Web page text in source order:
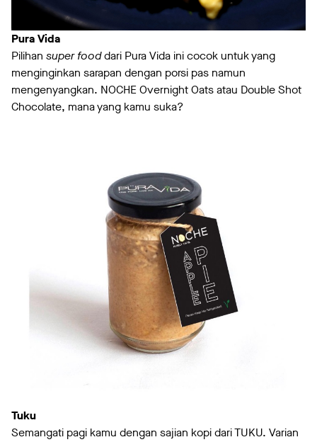
Pura Vida
Pilihan super fooddari Pura Vida ini cocok untuk yang
menginginkan sarapan dengan porsi pas namun
mengenyangkan. NOCHE Overnight Oats atau Double Shot
Chocolate, mana yang kamu suka?
Tuku
Semangati pagi kamu dengan sajian kopi dari TUKU. Varian